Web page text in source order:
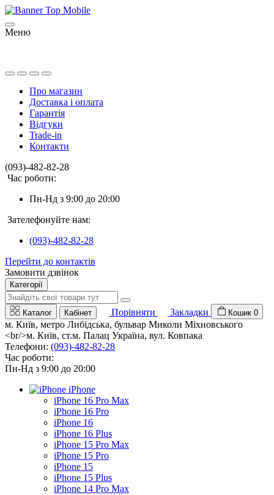
Меню
Про магазин
Доставка і оплата
Гарантія
Відгуки
Trade-in
Контакти
(093)-482-82-28
Час роботи:
Пн-Нд з 9:00 до 20:00
Зателефонуйте нам:
(093)-482-82-28
Перейти до контактів
Замовити дзвінок
Категорії
Каталог Кабінет Порівняти Закладки Кошик 0
м. Київ, метро Либідська, бульвар Миколи Міхновського
<br/>м. Київ, ст.м. Палац Україна, вул. Ковпака
Телефони: (093)-482-82-28
Час роботи:
Пн-Нд з 9:00 до 20:00
iPhone
iPhone 16 Pro Max
iPhone 16 Pro
iPhone 16
iPhone 16 Plus
iPhone 15 Pro Max
iPhone 15 Pro
iPhone 15
iPhone 15 Plus
iPhone 14 Pro Max